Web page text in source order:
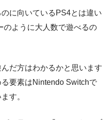
に向いているPS4とは違い
のように大人数で遊べるの
だ方はわかるかと思います
要素はNintendo Switchで
す。